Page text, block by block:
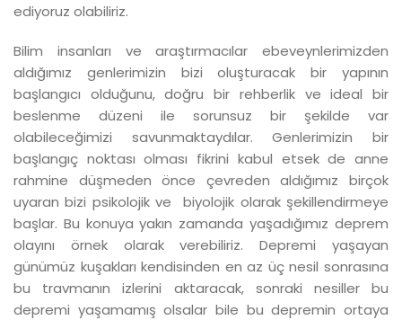
ediyoruz olabiliriz.
Bilim insanları ve araştırmacılar ebeveynlerimizden
aldığımız genlerimizin bizi oluşturacak bir yapının
başlangıcı olduğunu, doğru bir rehberlik ve ideal bir
beslenme düzeni ile sorunsuz bir şekilde var
olabileceğimizi savunmaktaydılar. Genlerimizin bir
başlangıç noktası olması fikrini kabul etsek de anne
rahmine düşmeden önce çevreden aldığımız birçok
uyaran bizi psikolojik ve biyolojik olarak şekillendirmeye
başlar. Bu konuya yakın zamanda yaşadığımız deprem
olayını örnek olarak verebiliriz. Depremi yaşayan
günümüz kuşakları kendisinden en az üç nesil sonrasına
bu travmanın izlerini aktaracak, sonraki nesiller bu
depremi yaşamamış olsalar bile bu depremin ortaya